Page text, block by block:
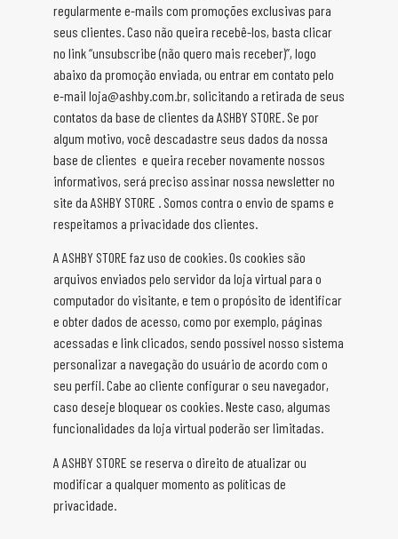
regularmente e-mails com promoções exclusivas para
seus clientes. Caso não queira recebê-los, basta clicar
no link “unsubscribe (não quero mais receber)”, logo
abaixo da promoção enviada, ou entrar em contato pelo
e-mail loja@ashby.com.br, solicitando a retirada de seus
contatos da base de clientes da ASHBY STORE. Se por
algum motivo, você descadastre seus dados da nossa
base de clientes e queira receber novamente nossos
informativos, será preciso assinar nossa newsletter no
site da ASHBY STORE . Somos contra o envio de spams e
respeitamos a privacidade dos clientes.
A ASHBY STORE faz uso de cookies. Os cookies são
arquivos enviados pelo servidor da loja virtual para o
computador do visitante, e tem o propósito de identificar
e obter dados de acesso, como por exemplo, páginas
acessadas e link clicados, sendo possível nosso sistema
personalizar a navegação do usuário de acordo com o
seu perfil. Cabe ao cliente configurar o seu navegador,
caso deseje bloquear os cookies. Neste caso, algumas
funcionalidades da loja virtual poderão ser limitadas.
A ASHBY STORE se reserva o direito de atualizar ou
modificar a qualquer momento as políticas de
privacidade.